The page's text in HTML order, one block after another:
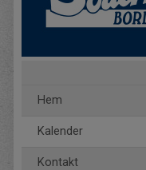
Hem
Kalender
Kontakt